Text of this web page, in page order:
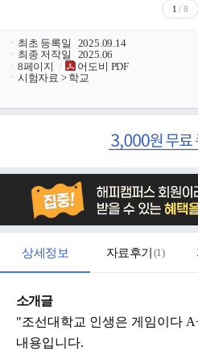
1 / 8
ㆍ 최초 등록일
2025.09.14
ㆍ 최종 저작일
2025.06
ㆍ 8페이지 /
어도비 PDF
ㆍ 시험자료 > 학교
상세정보 자료후기 (1)
소개글
"조선대학교 인생은 게임이다
내용입니다.